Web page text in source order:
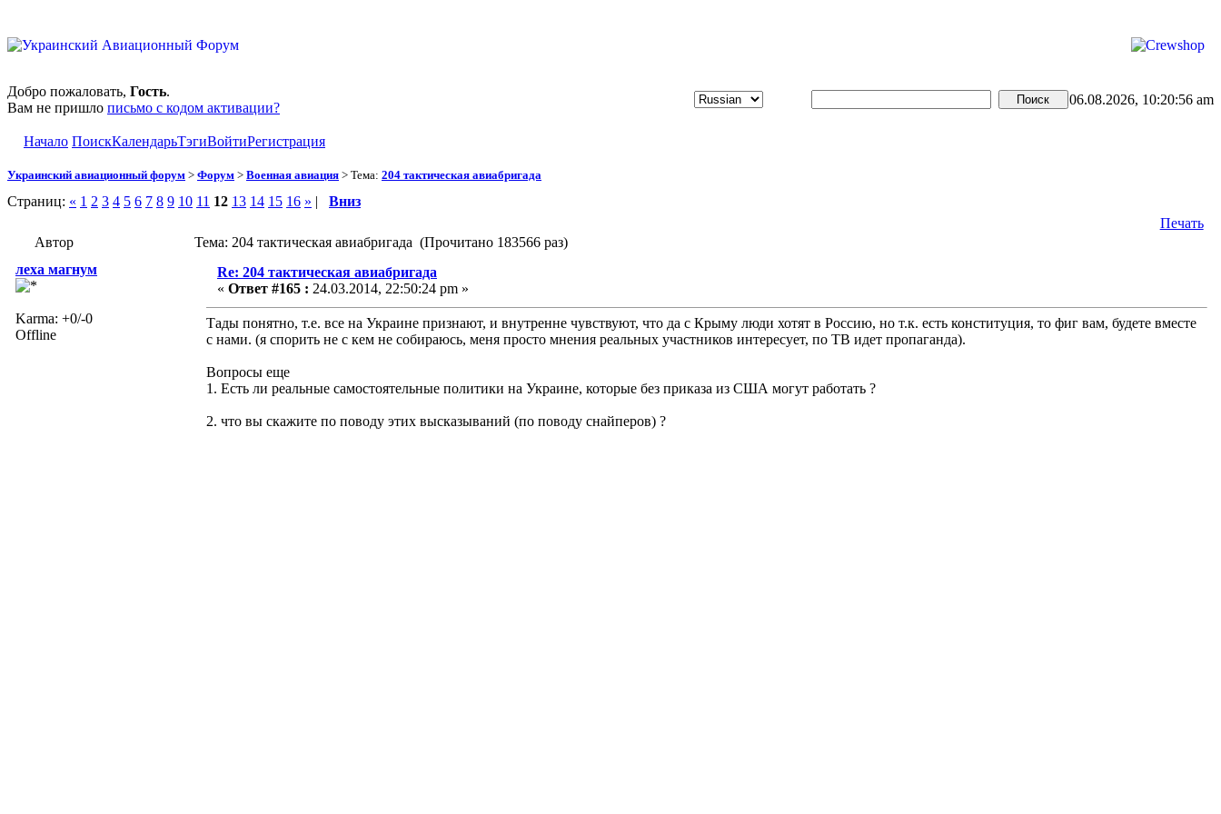
Добро пожаловать, Гость.
Вам не пришло письмо с кодом активации?
06.08.2026, 10:20:56 am
Начало ПоискКалендарьТэгиВойтиРегистрация
Украинский авиационный форум > Форум > Военная авиация > Тема: 204 тактическая авиабригада
Страниц: « 1 2 3 4 5 6 7 8 9 10 11 12 13 14 15 16 » | Вниз
Печать
Автор
Тема: 204 тактическая авиабригада (Прочитано 183566 раз)
леха магнум
Karma: +0/-0
Offline
Re: 204 тактическая авиабригада
« Ответ #165 : 24.03.2014, 22:50:24 pm »
Тады понятно, т.е. все на Украине признают, и внутренне чувствуют, что да с Крыму люди хотят в Россию, но т.к. есть конституция, то фиг вам, будете вместе
с нами. (я спорить не с кем не собираюсь, меня просто мнения реальных участников интересует, по ТВ идет пропаганда).
Вопросы еще
1. Есть ли реальные самостоятельные политики на Украине, которые без приказа из США могут работать ?
2. что вы скажите по поводу этих высказываний (по поводу снайперов) ?